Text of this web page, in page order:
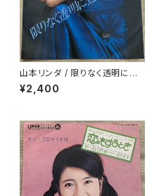
山本リンダ / 限りなく透明に近
いダンス
¥2,400